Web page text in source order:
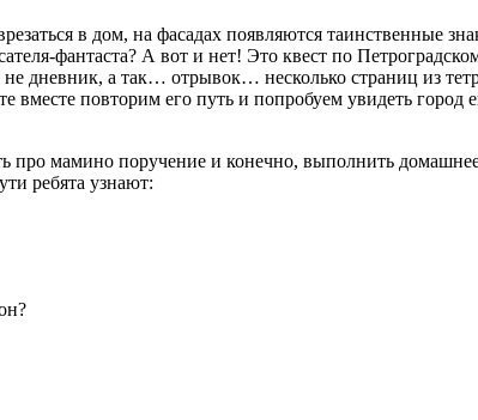
в дом, на фасадах появляются таинственные
фантаста? А вот и нет! Это квест по
а так… отрывок… несколько страниц из
повторим его путь и попробуем увидеть город
про мамино поручение и конечно, выполнить
ребята узнают: